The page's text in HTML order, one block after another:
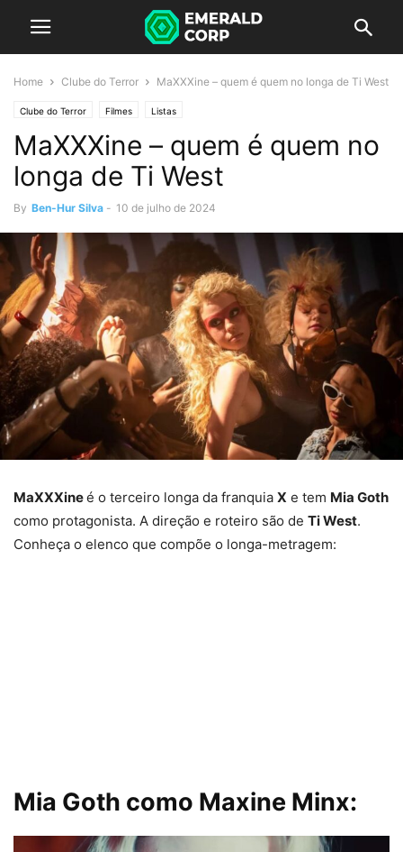
Home Clube do Terror MaXXXine – quem é quem no longa de Ti West
Clube do Terror Filmes Listas
MaXXXine – quem é quem no
longa de Ti West
By Ben-Hur Silva - 10 de julho de 2024
MaXXXineé o terceiro longa da franquia X e tem Mia Goth
como protagonista. A direção e roteiro são de Ti West.
Conheça o elenco que compõe o longa-metragem:
Mia Goth como Maxine Minx: